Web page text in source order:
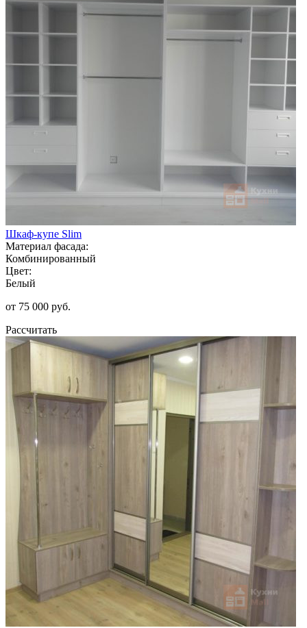
Шкаф-купе Slim
Материал фасада:
Комбинированный
Цвет:
Белый
от 75 000 руб.
Рассчитать